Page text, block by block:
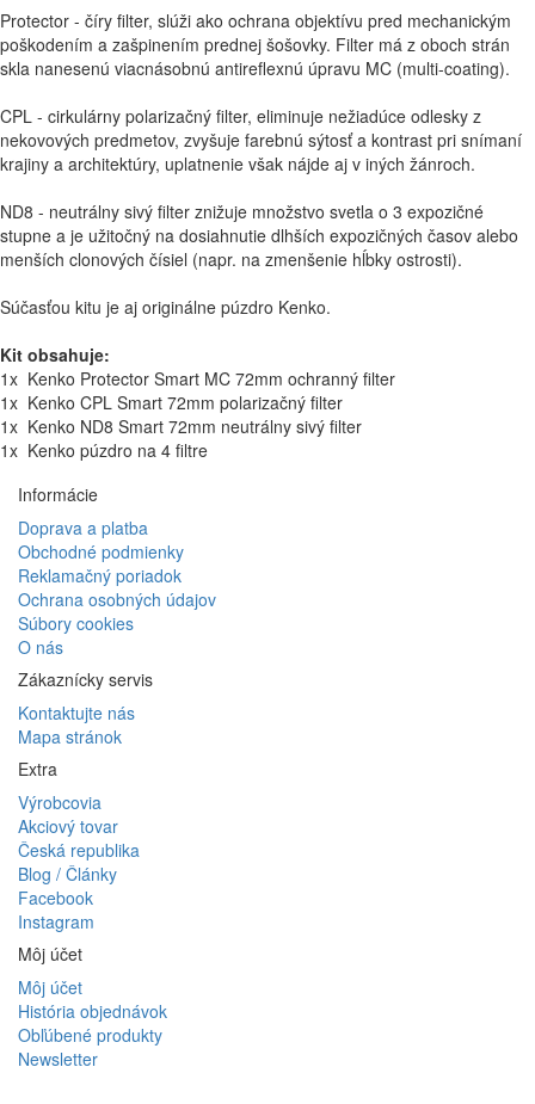
Protector - číry filter, slúži ako ochrana objektívu pred mechanickým
poškodením a zašpinením prednej šošovky. Filter má z oboch strán
skla nanesenú viacnásobnú antireflexnú úpravu MC (multi-coating).
CPL - cirkulárny polarizačný filter, eliminuje nežiadúce odlesky z
nekovových predmetov, zvyšuje farebnú sýtosť a kontrast pri snímaní
krajiny a architektúry, uplatnenie však nájde aj v iných žánroch.
ND8 - neutrálny sivý filter znižuje množstvo svetla o 3 expozičné
stupne a je užitočný na dosiahnutie dlhších expozičných časov alebo
menších clonových čísiel (napr. na zmenšenie hĺbky ostrosti).
Súčasťou kitu je aj originálne púzdro Kenko.
Kit obsahuje:
1x Kenko Protector Smart MC 72mm ochranný filter
1x Kenko CPL Smart 72mm polarizačný filter
1x Kenko ND8 Smart 72mm neutrálny sivý filter
1x Kenko púzdro na 4 filtre
Informácie
Doprava a platba
Obchodné podmienky
Reklamačný poriadok
Ochrana osobných údajov
Súbory cookies
O nás
Zákaznícky servis
Kontaktujte nás
Mapa stránok
Extra
Výrobcovia
Akciový tovar
Česká republika
Blog / Články
Facebook
Instagram
Môj účet
Môj účet
História objednávok
Obľúbené produkty
Newsletter